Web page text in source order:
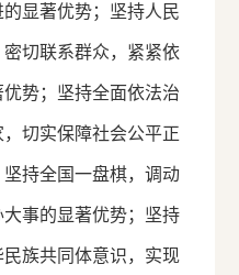
显著优势；坚持人民
切联系群众，紧紧依
势；坚持全面依法治
切实保障社会公平正
持全国一盘棋，调动
事的显著优势；坚持
族共同体意识，实现